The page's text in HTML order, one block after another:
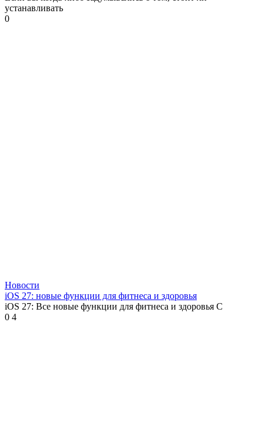
устанавливать
0
Новости
iOS 27: новые функции для фитнеса и здоровья
iOS 27: Все новые функции для фитнеса и здоровья С
0 4